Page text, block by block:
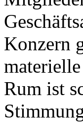
Konzern
Rum ist